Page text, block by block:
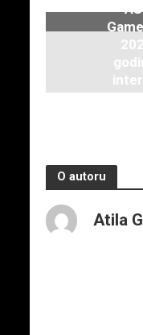
O autoru
Atila